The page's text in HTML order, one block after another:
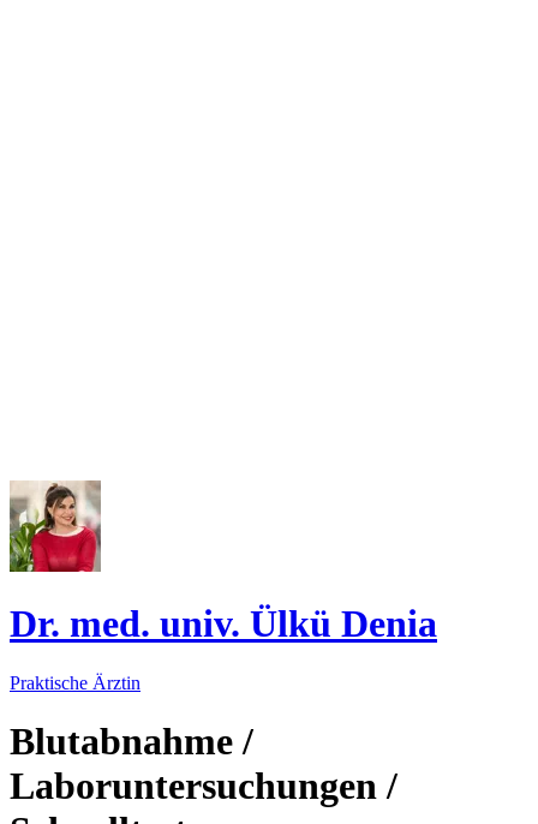
Dr. med. univ. Ülkü Denia
Praktische Ärztin
Blutabnahme /
Laboruntersuchungen /